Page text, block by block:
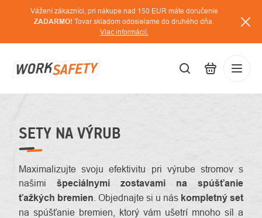
Vážení zákazníci, pri nákupe nad 150 EUR máte doručenie
ZADARMO! Tovar skladom odosielame do druhého dňa.
Viac informácií.
SETY NA VÝRUB
Maximalizujte svoju efektivitu pri výrube stromov s
našimi špeciálnymi zostavami na spúšťanie
ťažkých bremien . Objednajte si u nás kompletný set
na spúšťanie bremien, ktorý vám ušetrí mnoho síl a